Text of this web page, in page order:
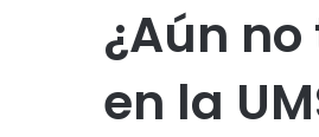
¿Aún
en la